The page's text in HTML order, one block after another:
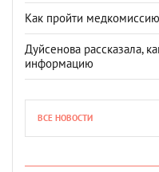
Как пройти
Дуйсенова рассказала,
информацию
ВСЕ НОВОСТИ